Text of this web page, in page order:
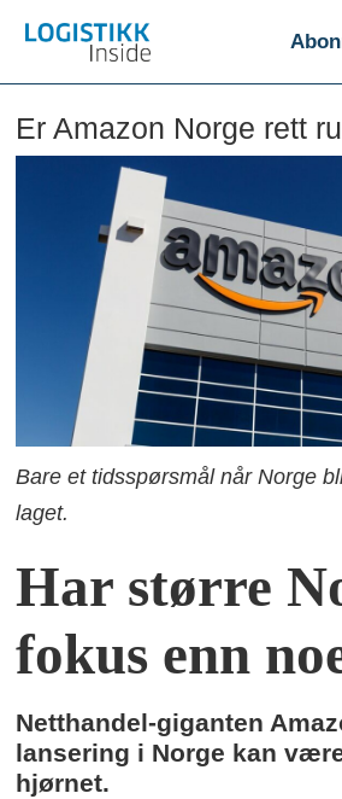
Er Amazon Norge rett
Bare et tidsspørsmål når Norge
laget.
Har større
fokus enn
Netthandel-giganten
lansering i Norge kan
hjørnet.